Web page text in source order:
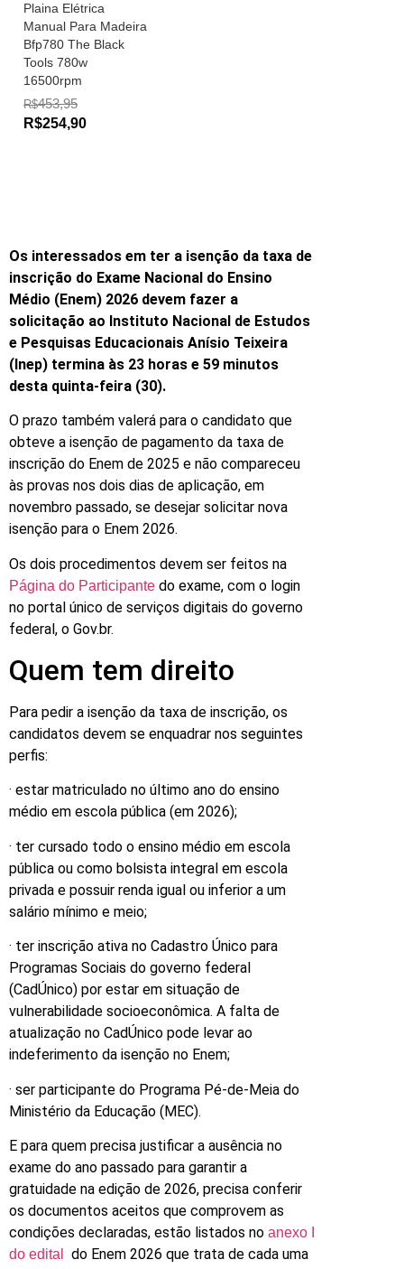
Plaina Elétrica
Manual Para Madeira
Bfp780 The Black
Tools 780w
16500rpm
R$453,95
R$254,90
Os interessados em ter a isenção da taxa de
inscrição do Exame Nacional do Ensino
Médio (Enem) 2026 devem fazer a
solicitação ao Instituto Nacional de Estudos
e Pesquisas Educacionais Anísio Teixeira
(Inep) termina às 23 horas e 59 minutos
desta quinta-feira (30).
O prazo também valerá para o candidato que
obteve a isenção de pagamento da taxa de
inscrição do Enem de 2025 e não compareceu
às provas nos dois dias de aplicação, em
novembro passado, se desejar solicitar nova
isenção para o Enem 2026.
Os dois procedimentos devem ser feitos na
Página do Participante do exame, com o login
no portal único de serviços digitais do governo
federal, o Gov.br.
Quem tem direito
Para pedir a isenção da taxa de inscrição, os
candidatos devem se enquadrar nos seguintes
perfis:
· estar matriculado no último ano do ensino
médio em escola pública (em 2026);
· ter cursado todo o ensino médio em escola
pública ou como bolsista integral em escola
privada e possuir renda igual ou inferior a um
salário mínimo e meio;
· ter inscrição ativa no Cadastro Único para
Programas Sociais do governo federal
(CadÚnico) por estar em situação de
vulnerabilidade socioeconômica. A falta de
atualização no CadÚnico pode levar ao
indeferimento da isenção no Enem;
· ser participante do Programa Pé-de-Meia do
Ministério da Educação (MEC).
E para quem precisa justificar a ausência no
exame do ano passado para garantir a
gratuidade na edição de 2026, precisa conferir
os documentos aceitos que comprovem as
condições declaradas, estão listados no anexo I
do edital
do Enem 2026 que trata de cada uma